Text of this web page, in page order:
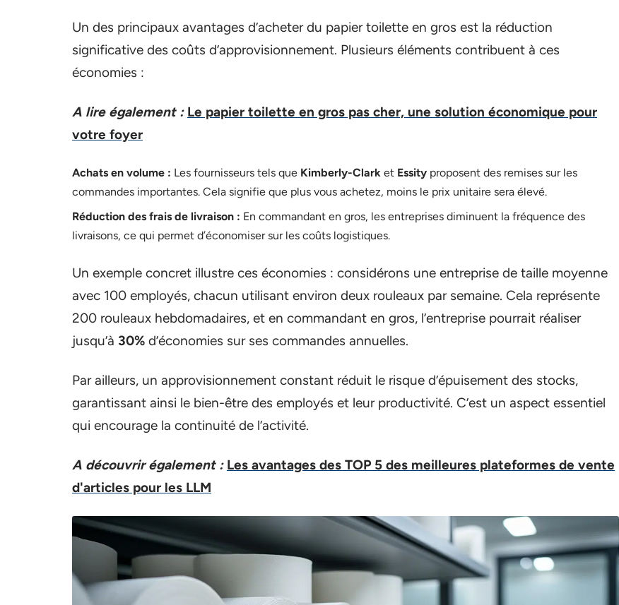
Un des principaux avantages d’acheter du papier toilette en gros est la réduction
significative des coûts d’approvisionnement. Plusieurs éléments contribuent à ces
économies :
A lire également : Le papier toilette en gros pas cher, une solution économique pour
votre foyer
Achats en volume : Les fournisseurs tels que Kimberly-Clark et Essity proposent des remises sur les
commandes importantes. Cela signifie que plus vous achetez, moins le prix unitaire sera élevé.
Réduction des frais de livraison : En commandant en gros, les entreprises diminuent la fréquence des
livraisons, ce qui permet d’économiser sur les coûts logistiques.
Un exemple concret illustre ces économies : considérons une entreprise de taille moyenne
avec 100 employés, chacun utilisant environ deux rouleaux par semaine. Cela représente
200 rouleaux hebdomadaires, et en commandant en gros, l’entreprise pourrait réaliser
jusqu’à 30% d’économies sur ses commandes annuelles.
Par ailleurs, un approvisionnement constant réduit le risque d’épuisement des stocks,
garantissant ainsi le bien-être des employés et leur productivité. C’est un aspect essentiel
qui encourage la continuité de l’activité.
A découvrir également : Les avantages des TOP 5 des meilleures plateformes de vente
d'articles pour les LLM